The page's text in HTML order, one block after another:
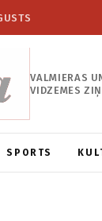
VALMIERAS
VIDZEMES
SPORTS